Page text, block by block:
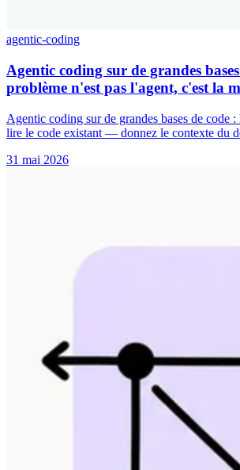
agentic-coding
Agentic coding sur de grandes
problème n'est pas l'agent, c'est la
Agentic coding sur de grandes bases de code
lire le code existant — donnez le contexte du
31 mai 2026